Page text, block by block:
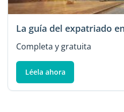
La guía del expatriado
Completa y gratuita
Léela ahora